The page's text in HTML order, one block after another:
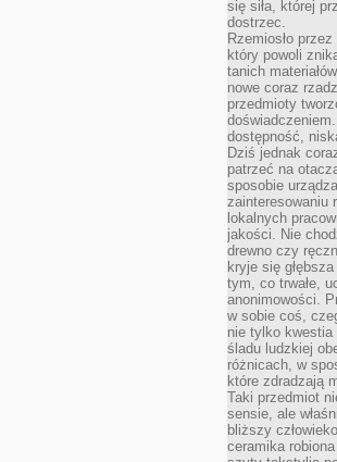
się siła, której
dostrzec.
Rzemiosło
który powoli
tanich
nowe coraz
przedmioty
dostępność,
Dziś jednak
patrzeć na
sposobie
zainteresowaniu
lokalnych
jakości. Nie
drewno czy
kryje się
tym, co trwałe,
anonimowości.
w sobie coś,
nie tylko kwestia
śladu ludzkiej
różnicach, w
które zdradzają
Taki przedmiot
sensie, ale
bliższy
ceramika